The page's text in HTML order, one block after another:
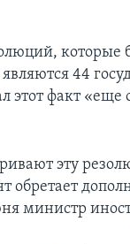
44
этот факт
эту
министр